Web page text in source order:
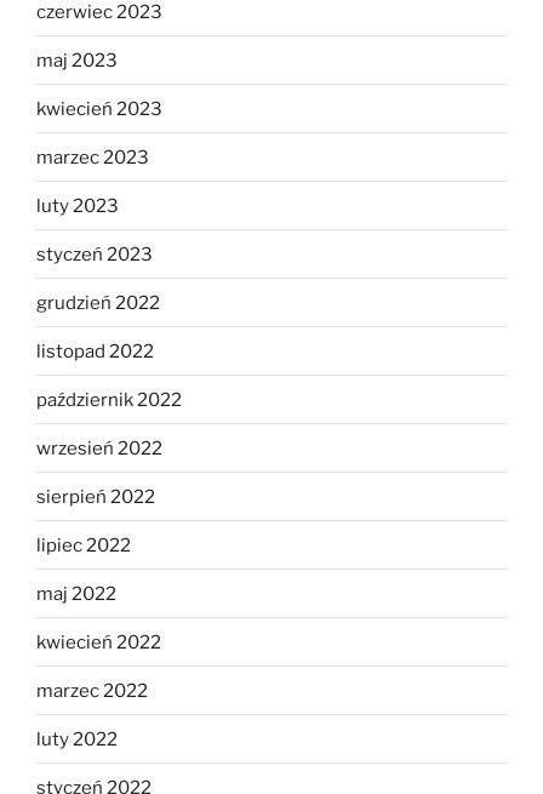
czerwiec 2023
maj 2023
kwiecień 2023
marzec 2023
luty 2023
styczeń 2023
grudzień 2022
listopad 2022
październik 2022
wrzesień 2022
sierpień 2022
lipiec 2022
maj 2022
kwiecień 2022
marzec 2022
luty 2022
styczeń 2022